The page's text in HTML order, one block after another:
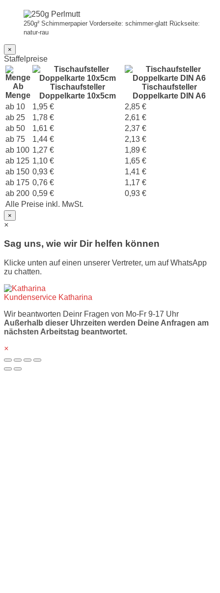
250g² Schimmerpapier Vorderseite: schimmer-glatt Rückseite:
natur-rau
×
Staffelpreise
Ab
Menge
Tischaufsteller
Doppelkarte 10x5cm
Tischaufsteller
Doppelkarte DIN A6
Alle Preise inkl. MwSt.
ab 10 1,95 €
2,85 €
ab 25
1,78 €
2,61 €
ab 50
1,61 €
2,37 €
ab 75
1,44 €
2,13 €
ab 100 1,27 €
1,89 €
ab 125 1,10 €
1,65 €
ab 150 0,93 €
1,41 €
ab 175 0,76 €
1,17 €
ab 200 0,59 € 0,93 €
×
×
Sag uns, wie wir Dir helfen können
Klicke unten auf einen unserer Vertreter, um auf WhatsApp
zu chatten.
Kundenservice Katharina
Wir beantworten Deinr Fragen von Mo-Fr 9-17 Uhr
Außerhalb dieser Uhrzeiten werden Deine Anfragen am
nächsten Arbeitstag beantwortet.
×